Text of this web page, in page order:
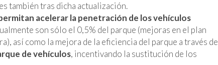
también tras dicha actualización.
acelerar la penetración de los vehículos
son sólo el 0,5% del parque (mejoras en el plan
así como la mejora de la eficiencia del parque a través de
de vehículos, incentivando la sustitución de los